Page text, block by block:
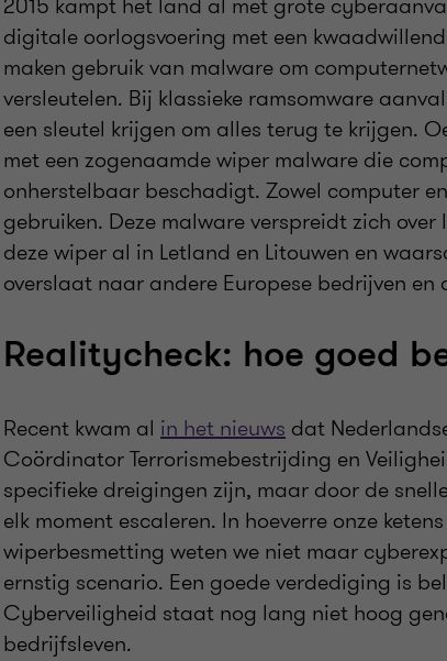
digitale oorlogsvoering met een
maken gebruik van malware om
versleutelen. Bij klassieke ramsomware
een sleutel krijgen om alles terug te krijgen.
met een zogenaamde wiper malware die
onherstelbaar beschadigt. Zowel computer
gebruiken. Deze malware verspreidt zich
deze wiper al in Letland en Litouwen en
overslaat naar andere Europese bedrijven en
Realitycheck: hoe goed
Recent kwam al in het nieuws dat
Coördinator Terrorismebestrijding en
specifieke dreigingen zijn, maar door de
elk moment escaleren. In hoeverre onze
wiperbesmetting weten we niet maar
ernstig scenario. Een goede verdediging is
Cyberveiligheid staat nog lang niet hoog
bedrijfsleven.